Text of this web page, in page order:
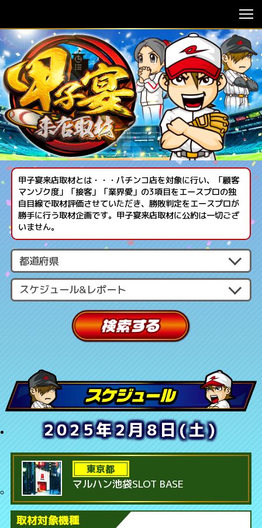
甲子宴来店取材とは・・・パチンコ店を対象に行い、「顧客
マンゾク度」「接客」「業界愛」の3項目をエースプロの独
自目線で取材評価させていただき、勝敗判定をエースプロが
勝手に行う取材企画です。甲子宴来店取材に公約は一切ござ
いません。
2025年2月8日(土)
東京都
マルハン池袋SLOT BASE
取材対象機種